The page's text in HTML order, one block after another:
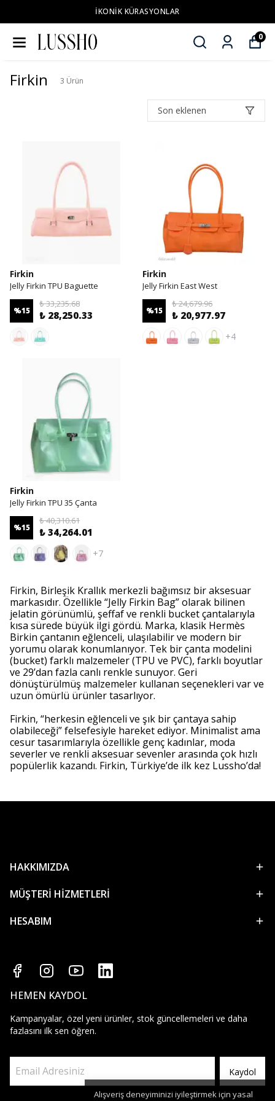
İKONİK KÜRASYONLAR
0
Alışveriş deneyiminizi iyileştirmek için yasal
Firkin 3 Ürün
Son eklenen
Firkin
Jelly Firkin TPU Baguette
%15
₺ 33,235.68
₺ 28,250.33
Firkin
Jelly Firkin East West
%15
₺ 24,679.96
₺ 20,977.97
+4
Firkin
Jelly Firkin TPU 35 Çanta
%15
₺ 40,310.61
₺ 34,264.01
+7
Firkin, Birleşik Krallık merkezli bağımsız bir aksesuar
markasıdır. Özellikle “Jelly Firkin Bag” olarak bilinen
jelatin görünümlü, şeffaf ve renkli bucket çantalarıyla
kısa sürede büyük ilgi gördü. Marka, klasik Hermès
Birkin çantanın eğlenceli, ulaşılabilir ve modern bir
yorumu olarak konumlanıyor. Tek bir çanta modelini
(bucket) farklı malzemeler (TPU ve PVC), farklı boyutlar
ve 29’dan fazla canlı renkle sunuyor. Geri
dönüştürülmüş malzemeler kullanan seçenekleri var ve
uzun ömürlü ürünler tasarlıyor.
Firkin, “herkesin eğlenceli ve şık bir çantaya sahip
olabileceği” felsefesiyle hareket ediyor. Minimalist ama
cesur tasarımlarıyla özellikle genç kadınlar, moda
severler ve renkli aksesuar sevenler arasında çok hızlı
popülerlik kazandı. Firkin, Türkiye’de ilk kez Lussho’da!
HAKKIMIZDA
MÜŞTERİ HİZMETLERİ
HESABIM
HEMEN KAYDOL
Kampanyalar, özel yeni ürünler, stok güncellemeleri ve daha
fazlasını ilk sen öğren.
Kaydol